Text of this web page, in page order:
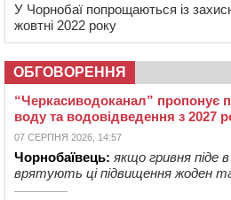
У Чорнобаї попрощаються із
жовтні 2022 року
ОБГОВОРЕННЯ
“Черкасиводоканал” пропонує
воду та водовідведення з 2027
07 СЕРПНЯ 2026, 14:57
Чорнобаївець: якщо гривня піде
врятують ці підвищення жоден